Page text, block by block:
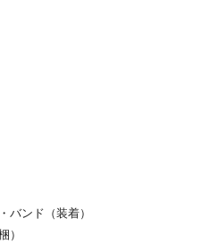
バンド（装着）
）